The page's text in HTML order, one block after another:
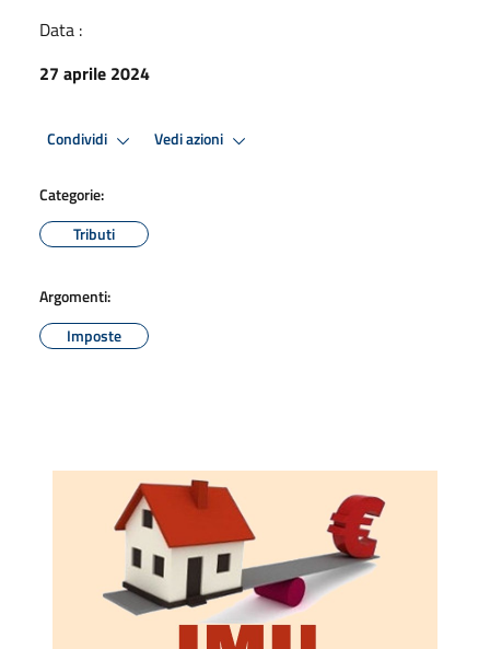
Data :
27 aprile 2024
Condividi Vedi azioni
Categorie:
Tributi
Argomenti:
Imposte